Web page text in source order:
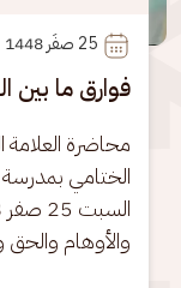
25 صفَر 1448
فوارق ما بين
محاضرة
الختامي
والأوهام والحق